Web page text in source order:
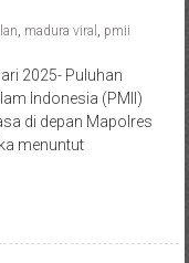
madura viral pmii
2025- Puluhan
Indonesia (PMII)
di depan Mapolres
menuntut